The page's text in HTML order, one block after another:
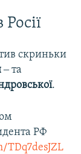
скриньки
‒ та
.
РФ
TDq7desJZL